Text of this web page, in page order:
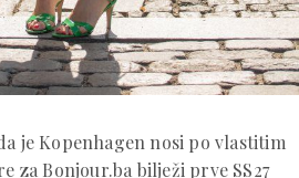
je Kopenhagen nosi po vlastitim
za Bonjour.ba bilježi prve SS27